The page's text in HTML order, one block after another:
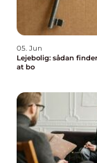
05. Jun
Lejebolig: sådan
at bo